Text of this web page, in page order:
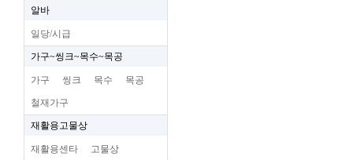
알바
일당/시급
가구~씽크~목수~목공
가구 씽크 목수 목공
철재가구
재활용고물상
재활용센타 고물상